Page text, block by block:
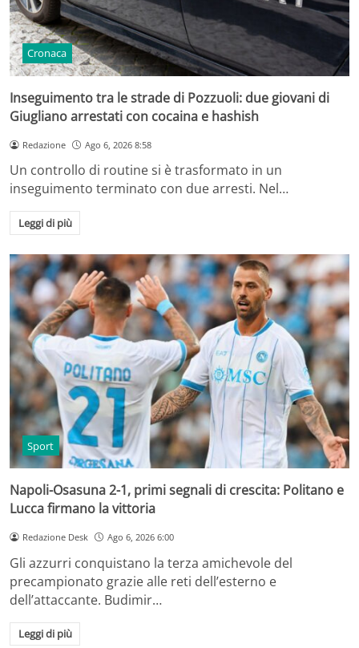
Cronaca
Inseguimento tra le strade di Pozzuoli: due giovani di
Giugliano arrestati con cocaina e hashish
Redazione Ago 6, 2026 8:58
Un controllo di routine si è trasformato in un
inseguimento terminato con due arresti. Nel…
Leggi di più
Sport
Napoli-Osasuna 2-1, primi segnali di crescita: Politano e
Lucca firmano la vittoria
Redazione Desk Ago 6, 2026 6:00
Gli azzurri conquistano la terza amichevole del
precampionato grazie alle reti dell’esterno e
dell’attaccante. Budimir…
Leggi di più